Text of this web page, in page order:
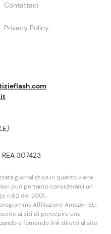
307423
giornalistica in quanto viene
puó pertanto considerarsi un
n.62 del 2001.
Affiliazione Amazon EU,
ai siti di percepire una
e fornendo link diretti al sito
Contattaci
Privacy Policy